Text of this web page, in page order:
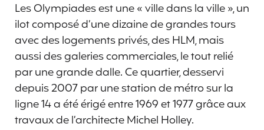
Les Olympiades est une « ville dans la ville », un
ilot composé d’une dizaine de grandes tours
avec des logements privés, des HLM, mais
aussi des galeries commerciales, le tout relié
par une grande dalle. Ce quartier, desservi
depuis 2007 par une station de métro sur la
ligne 14 a été érigé entre 1969 et 1977 grâce aux
travaux de l’architecte Michel Holley.